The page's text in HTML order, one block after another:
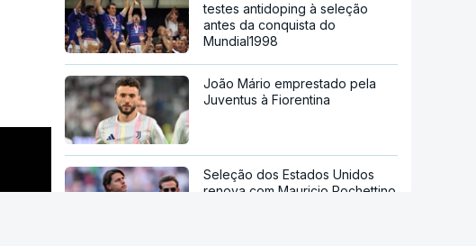
testes antidoping à seleção
antes da conquista do
Mundial1998
João Mário emprestado pela
Juventus à Fiorentina
Seleção dos Estados Unidos
renova com Mauricio Pochettino